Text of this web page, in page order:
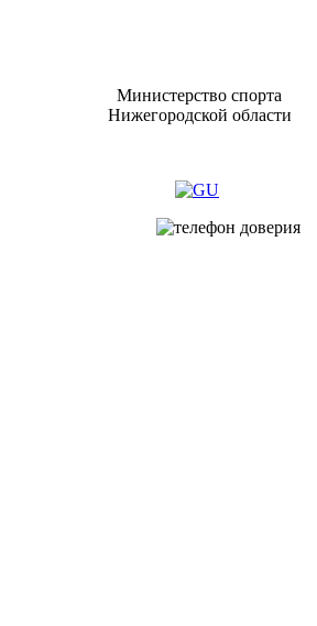
Министерство спорта
Нижегородской области